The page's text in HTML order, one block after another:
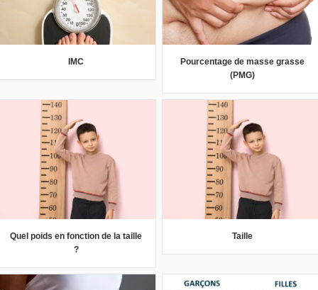
IMC
Pourcentage de masse grasse
(PMG)
Quel poids en fonction de la taille
?
Taille